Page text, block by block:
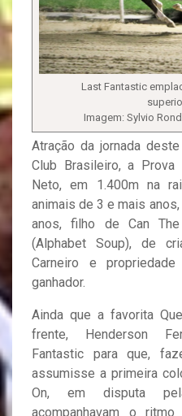
Last Fantastic
Imagem: Sylvio
Atração da jornada
Club Brasileiro, a
Neto, em 1.400m na
animais de 3 e mais
anos, filho de Can
(Alphabet Soup), de
Carneiro e
ganhador.
Ainda que a favorita
frente, Henderson
Fantastic para que,
assumisse a primeira
On, em disputa
acompanhavam o